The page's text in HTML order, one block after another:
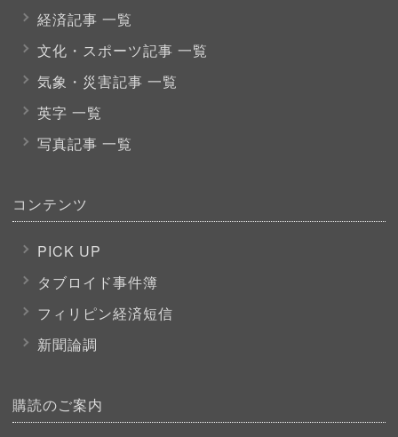
経済記事 一覧
文化・スポーツ記事 一覧
気象・災害記事 一覧
英字 一覧
写真記事 一覧
コンテンツ
PICK UP
タブロイド事件簿
フィリピン経済短信
新聞論調
購読のご案内